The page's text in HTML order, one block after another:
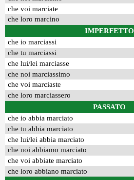
che voi marciate
che loro marcino
IMPERFETTO
che io marciassi
che tu marciassi
che lui/lei marciasse
che noi marciassimo
che voi marciaste
che loro marciassero
PASSATO
che io abbia marciato
che tu abbia marciato
che lui/lei abbia marciato
che noi abbiamo marciato
che voi abbiate marciato
che loro abbiano marciato